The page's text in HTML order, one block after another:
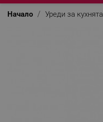
Начало Уреди за кухнята